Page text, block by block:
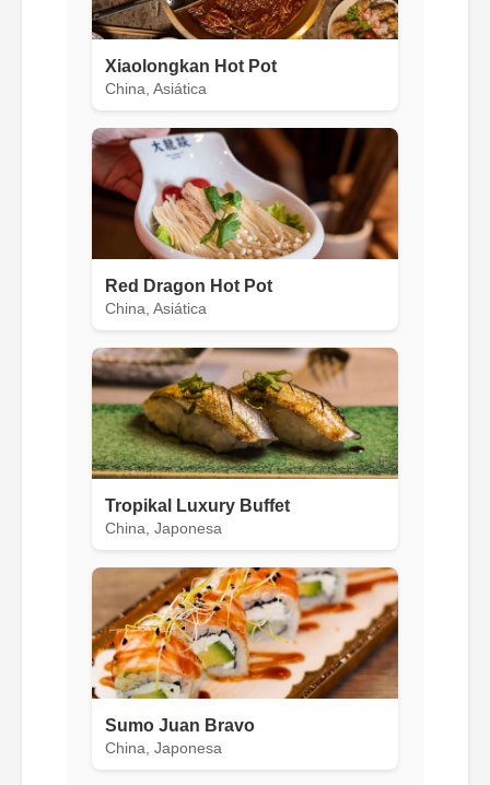
Xiaolongkan Hot Pot
China, Asiática
Red Dragon Hot Pot
China, Asiática
Tropikal Luxury Buffet
China, Japonesa
Sumo Juan Bravo
China, Japonesa